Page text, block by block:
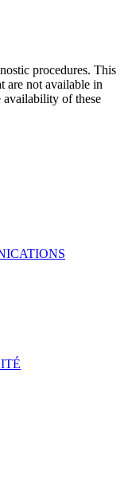
procedures. This
are not available in
availability of these